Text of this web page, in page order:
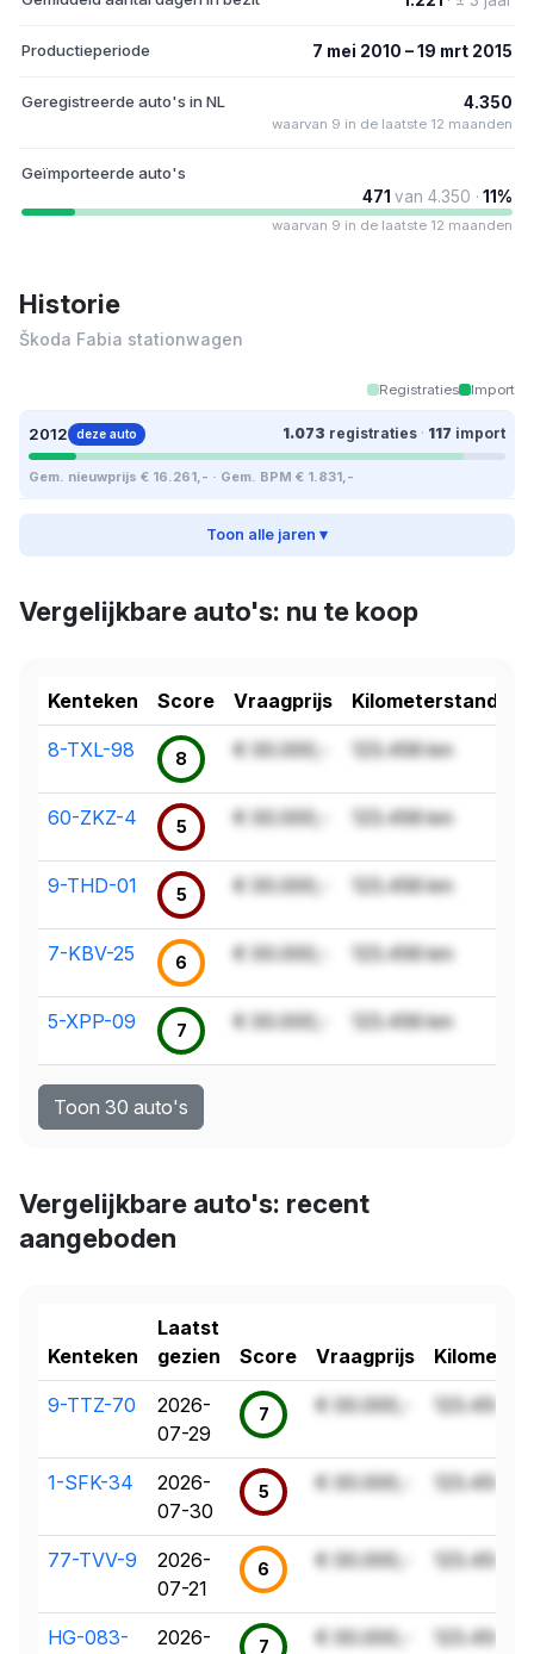
Productieperiode 7 mei 2010 – 19 mrt 2015
Geregistreerde auto's in NL 4.350
waarvan 9 in de laatste 12 maanden
Geïmporteerde auto's
471 van 4.350 · 11%
waarvan 9 in de laatste 12 maanden
Historie
Škoda Fabia stationwagen
Registraties Import
2012 deze auto 1.073 registraties · 117 import
Gem. nieuwprijs € 16.261,- · Gem. BPM € 1.831,-
Toon alle jaren ▾
Vergelijkbare auto's: nu te koop
Kenteken Score Vraagprijs Kilometerstand
8-TXL-98 8 € 00.000,- 123.456 km
60-ZKZ-4 5 € 00.000,- 123.456 km
9-THD-01 5 € 00.000,- 123.456 km
7-KBV-25 6 € 00.000,- 123.456 km
5-XPP-09 7 € 00.000,- 123.456 km
Toon 30 auto's
Vergelijkbare auto's: recent
aangeboden
Kenteken
Laatst
gezien
Score Vraagprijs
9-TTZ-70
2026-
07-29
7 € 00.000,- 123.456 km
1-SFK-34
2026-
07-30
5 € 00.000,- 123.456 km
77-TVV-9
2026-
07-21
6 € 00.000,- 123.456 km
HG-083-
2026-
7 € 00.000,- 123.456 km